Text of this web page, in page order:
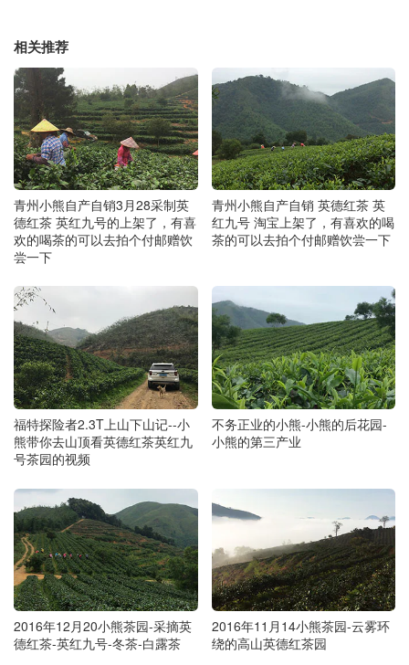
相关推荐
青州小熊自产自销3月28采制英
德红茶 英红九号的上架了，有喜
欢的喝茶的可以去拍个付邮赠饮
尝一下
青州小熊自产自销 英德红茶 英
红九号 淘宝上架了，有喜欢的喝
茶的可以去拍个付邮赠饮尝一下
福特探险者2.3T上山下山记--小
熊带你去山顶看英德红茶英红九
号茶园的视频
不务正业的小熊-小熊的后花园-
小熊的第三产业
2016年12月20小熊茶园-采摘英
德红茶-英红九号-冬茶-白露茶
2016年11月14小熊茶园-云雾环
绕的高山英德红茶园